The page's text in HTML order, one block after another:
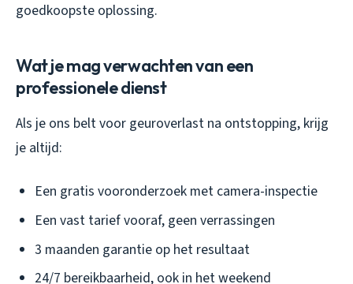
goedkoopste oplossing.
Wat je mag verwachten van een
professionele dienst
Als je ons belt voor geuroverlast na ontstopping, krijg
je altijd:
Een gratis vooronderzoek met camera-inspectie
Een vast tarief vooraf, geen verrassingen
3 maanden garantie op het resultaat
24/7 bereikbaarheid, ook in het weekend